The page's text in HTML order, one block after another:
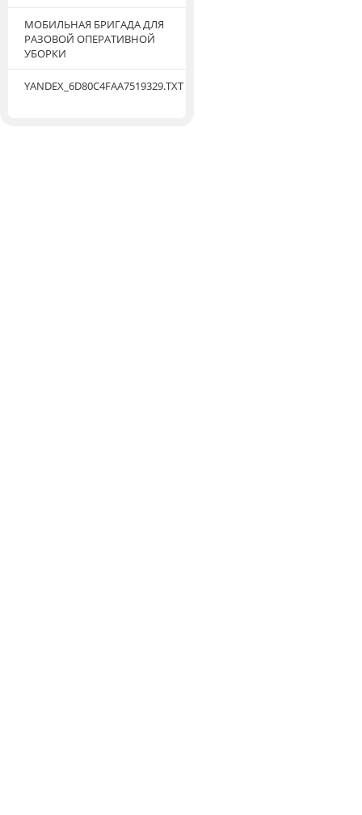
МОБИЛЬНАЯ БРИГАДА ДЛЯ
РАЗОВОЙ ОПЕРАТИВНОЙ
УБОРКИ
YANDEX_6D80C4FAA7519329.TXT